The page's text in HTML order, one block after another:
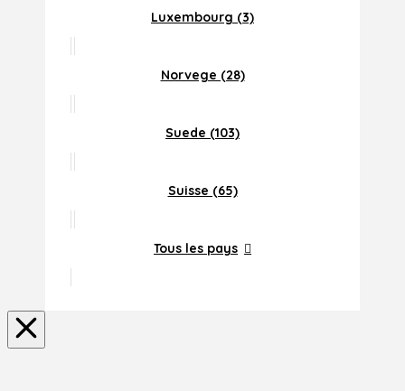
Luxembourg (3)
Norvege (28)
Suede (103)
Suisse (65)
Tous les pays